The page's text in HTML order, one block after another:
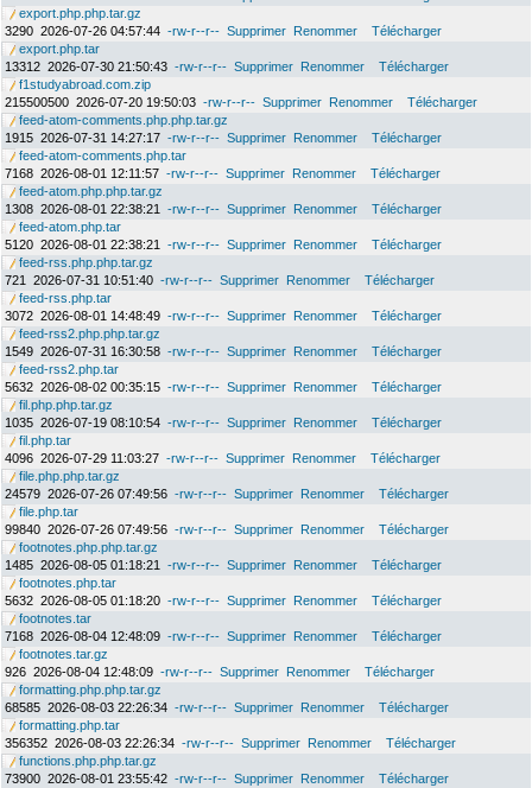
export.php.php.tar.gz
3290 2026-07-26 04:57:44 -rw-r--r-- Supprimer Renommer
Télécharger
export.php.tar
13312 2026-07-30 21:50:43 -rw-r--r-- Supprimer Renommer
Télécharger
f1studyabroad.com.zip
215500500 2026-07-20 19:50:03 -rw-r--r-- Supprimer Renommer
Télécharger
feed-atom-comments.php.php.tar.gz
1915 2026-07-31 14:27:17 -rw-r--r-- Supprimer Renommer
Télécharger
feed-atom-comments.php.tar
7168 2026-08-01 12:11:57 -rw-r--r-- Supprimer Renommer
Télécharger
feed-atom.php.php.tar.gz
1308 2026-08-01 22:38:21 -rw-r--r-- Supprimer Renommer
Télécharger
feed-atom.php.tar
5120 2026-08-01 22:38:21 -rw-r--r-- Supprimer Renommer
Télécharger
feed-rss.php.php.tar.gz
721
2026-07-31 10:51:40 -rw-r--r-- Supprimer Renommer
Télécharger
feed-rss.php.tar
3072 2026-08-01 14:48:49 -rw-r--r-- Supprimer Renommer
Télécharger
feed-rss2.php.php.tar.gz
1549 2026-07-31 16:30:58 -rw-r--r-- Supprimer Renommer
Télécharger
feed-rss2.php.tar
5632 2026-08-02 00:35:15 -rw-r--r-- Supprimer Renommer
Télécharger
fil.php.php.tar.gz
1035 2026-07-19 08:10:54 -rw-r--r-- Supprimer Renommer
Télécharger
fil.php.tar
4096 2026-07-29 11:03:27 -rw-r--r-- Supprimer Renommer
Télécharger
file.php.php.tar.gz
24579 2026-07-26 07:49:56 -rw-r--r-- Supprimer Renommer
Télécharger
file.php.tar
99840 2026-07-26 07:49:56 -rw-r--r-- Supprimer Renommer
Télécharger
footnotes.php.php.tar.gz
1485 2026-08-05 01:18:21 -rw-r--r-- Supprimer Renommer
Télécharger
footnotes.php.tar
5632 2026-08-05 01:18:20 -rw-r--r-- Supprimer Renommer
Télécharger
footnotes.tar
7168 2026-08-04 12:48:09 -rw-r--r-- Supprimer Renommer
Télécharger
footnotes.tar.gz
926 2026-08-04 12:48:09 -rw-r--r-- Supprimer Renommer
Télécharger
formatting.php.php.tar.gz
68585 2026-08-03 22:26:34 -rw-r--r-- Supprimer Renommer
Télécharger
formatting.php.tar
356352 2026-08-03 22:26:34 -rw-r--r-- Supprimer Renommer
Télécharger
functions.php.php.tar.gz
73900 2026-08-01 23:55:42 -rw-r--r-- Supprimer Renommer
Télécharger